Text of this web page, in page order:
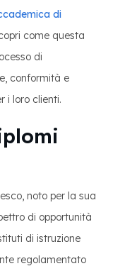
di
come questa
di
conformità e
i loro clienti.
noto per la sua
di opportunità
di istruzione
regolamentato